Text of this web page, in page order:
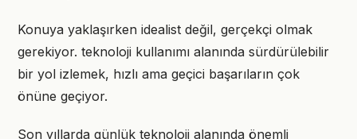
Konuya yaklaşırken idealist değil, gerçekçi olmak
gerekiyor. teknoloji kullanımı alanında sürdürülebilir
bir yol izlemek, hızlı ama geçici başarıların çok
önüne geçiyor.
Son yıllarda günlük teknoloji alanında önemli